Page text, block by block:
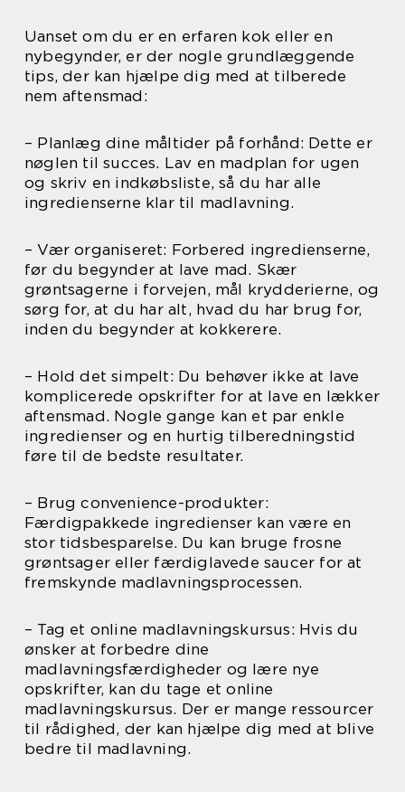
Uanset om du er en erfaren kok eller en
nybegynder, er der nogle grundlæggende
tips, der kan hjælpe dig med at tilberede
nem aftensmad:
– Planlæg dine måltider på forhånd: Dette er
nøglen til succes. Lav en madplan for ugen
og skriv en indkøbsliste, så du har alle
ingredienserne klar til madlavning.
– Vær organiseret: Forbered ingredienserne,
før du begynder at lave mad. Skær
grøntsagerne i forvejen, mål krydderierne, og
sørg for, at du har alt, hvad du har brug for,
inden du begynder at kokkerere.
– Hold det simpelt: Du behøver ikke at lave
komplicerede opskrifter for at lave en lækker
aftensmad. Nogle gange kan et par enkle
ingredienser og en hurtig tilberedningstid
føre til de bedste resultater.
– Brug convenience-produkter:
Færdigpakkede ingredienser kan være en
stor tidsbesparelse. Du kan bruge frosne
grøntsager eller færdiglavede saucer for at
fremskynde madlavningsprocessen.
– Tag et online madlavningskursus: Hvis du
ønsker at forbedre dine
madlavningsfærdigheder og lære nye
opskrifter, kan du tage et online
madlavningskursus. Der er mange ressourcer
til rådighed, der kan hjælpe dig med at blive
bedre til madlavning.